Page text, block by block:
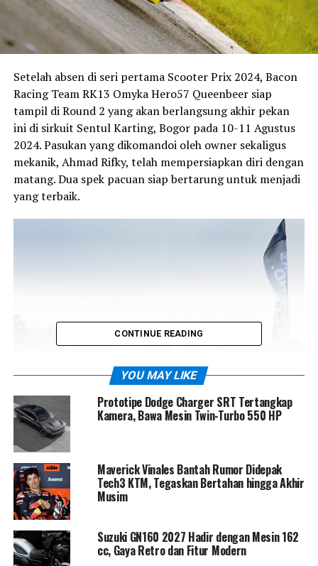
Setelah absen di seri pertama Scooter Prix 2024, Bacon
Racing Team RK13 Omyka Hero57 Queenbeer siap
tampil di Round 2 yang akan berlangsung akhir pekan
ini di sirkuit Sentul Karting, Bogor pada 10-11 Agustus
2024. Pasukan yang dikomandoi oleh owner sekaligus
mekanik, Ahmad Rifky, telah mempersiapkan diri dengan
matang. Dua spek pacuan siap bertarung untuk menjadi
yang terbaik.
CONTINUE READING
YOU MAY LIKE
Prototipe Dodge Charger SRT Tertangkap
Kamera, Bawa Mesin Twin-Turbo 550 HP
Maverick Vinales Bantah Rumor Didepak
Tech3 KTM, Tegaskan Bertahan hingga Akhir
Musim
Suzuki GN160 2027 Hadir dengan Mesin 162
cc, Gaya Retro dan Fitur Modern